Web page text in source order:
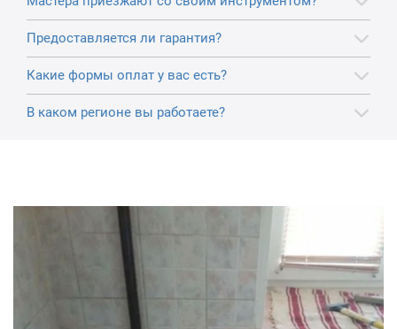
Предоставляется ли гарантия?
Какие формы оплат у вас есть?
В каком регионе вы работаете?